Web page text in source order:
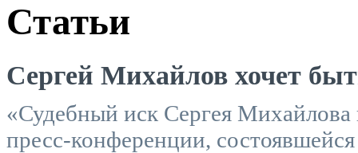
Статьи
Сергей Михайлов хочет
«Судебный иск Сергея Михайлова
пресс-конференции,